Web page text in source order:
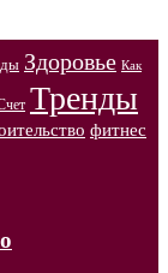
Здоровье Как
Тренды
фитнес